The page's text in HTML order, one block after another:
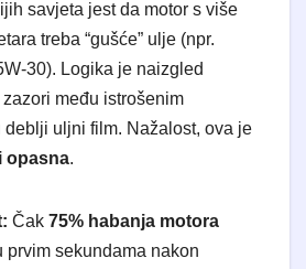
savjeta jest da motor s više
treba “gušće” ulje (npr.
30). Logika je naizgled
među istrošenim
uljni film. Nažalost, ova je
opasna.
Čak 75% habanja motora
prvim sekundama nakon